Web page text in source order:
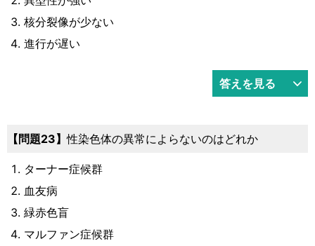
核分裂像が少ない
進行が遅い
答えを見る
23 性染色体の異常によらないのはどれか
ターナー症候群
血友病
緑赤色盲
マルファン症候群